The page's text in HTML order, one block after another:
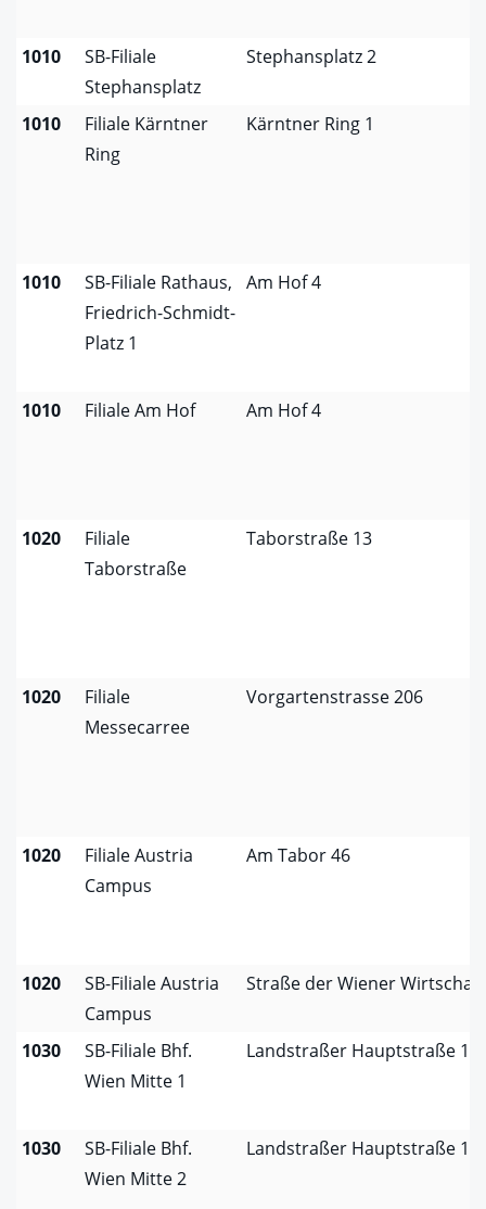
1010
SB-Filiale
Stephansplatz
Stephansplatz 2
1010
Filiale Kärntner
Ring
Kärntner Ring 1
1010
SB-Filiale Rathaus,
Friedrich-Schmidt-
Platz 1
Am Hof 4
1010 Filiale Am Hof Am Hof 4
1020
Filiale
Taborstraße
Taborstraße 13
1020
Filiale
Messecarree
Vorgartenstrasse 206
1020
Filiale Austria
Campus
Am Tabor 46
1020
SB-Filiale Austria
Campus
Straße der Wiener
1030
SB-Filiale Bhf.
Wien Mitte 1
Landstraßer Hauptstraße
1030
SB-Filiale Bhf.
Wien Mitte 2
Landstraßer Hauptstraße